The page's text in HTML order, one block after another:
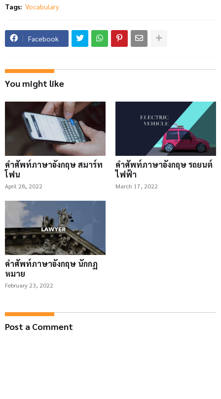
Tags: Vocabulary
Facebook
You might like
คำศัพท์ภาษาอังกฤษ สมาร์ท
โฟน
April 28, 2022
คำศัพท์ภาษาอังกฤษ รถยนต์
ไฟฟ้า
March 17, 2022
คำศัพท์ภาษาอังกฤษ นักกฏ
หมาย
February 23, 2022
Post a Comment